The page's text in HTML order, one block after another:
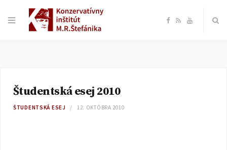
F R Y
Študentská esej 2010
ŠTUDENTSKÁ ESEJ 12. OKTÓBRA 2010